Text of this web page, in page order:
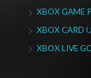
XBOX GAME
XBOX CARD
XBOX LIVE